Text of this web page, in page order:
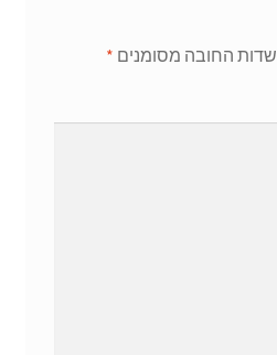
שדות החובה מסומנים *